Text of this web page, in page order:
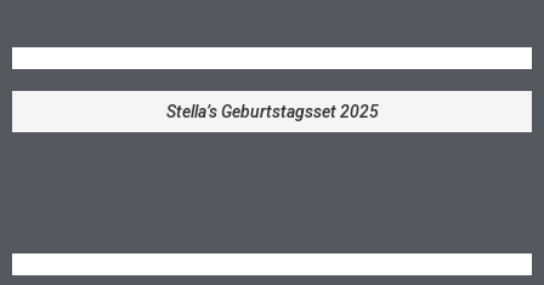
Stella’s Geburtstagsset 2025